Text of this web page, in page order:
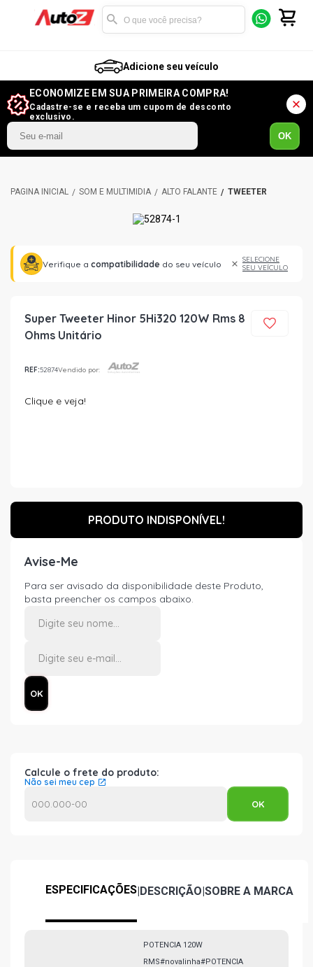
Adicione seu veículo
ECONOMIZE EM SUA PRIMEIRA COMPRA!
Cadastre-se e receba um cupom de desconto
exclusivo.
OK
SOM E MULTIMÍDIA ALTO FALANTE TWEETER
Verifique a compatibilidade do seu veículo
SELECIONE
SEU VEÍCULO
Super Tweeter Hinor 5Hi320 120W Rms 8
Ohms Unitário
REF:52874Vendido por:
Clique e veja!
PRODUTO INDISPONÍVEL!
Avise-Me
Para ser avisado da disponibilidade deste Produto,
basta preencher os campos abaixo.
Calcule o frete do produto:
Não sei meu cep
ESPECIFICAÇÕES|DESCRIÇÃO|SOBRE A MARCA
POTENCIA 120W
RMS#novalinha#POTENCIA